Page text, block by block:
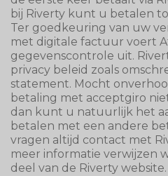
bij Riverty kunt u betalen
Ter goedkeuring van uw
met digitale factuur voert
gegevenscontrole uit.
privacy beleid zoals
statement. Mocht
betaling met acceptgiro
dan kunt u natuurlijk het
betalen met een andere
vragen altijd contact met
meer informatie verwijzen
deel van de Riverty website.